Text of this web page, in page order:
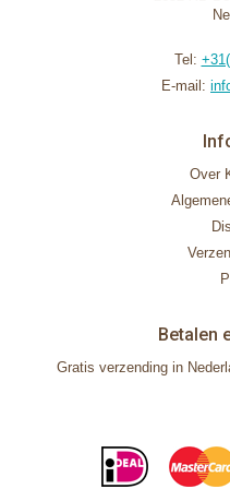
Tel:
E-mail:
Over
Betalen
Gratis verzending in